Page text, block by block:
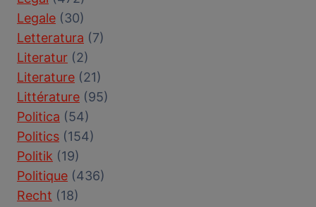
Legale (30)
Letteratura (7)
Literatur (2)
Literature (21)
Littérature (95)
Politica (54)
Politics (154)
Politik (19)
Politique (436)
Recht (18)